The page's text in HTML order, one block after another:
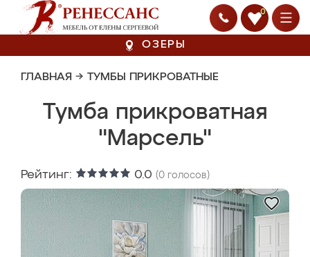
0
ОЗЕРЫ
ГЛАВНАЯ → ТУМБЫ ПРИКРОВАТНЫЕ
Тумба прикроватная
"Марсель"
Рейтинг: 0.0 (0 голосов)